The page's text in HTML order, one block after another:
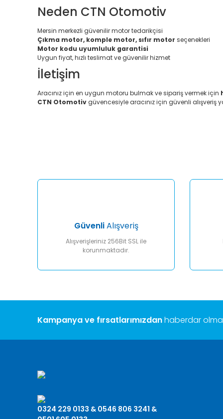
Neden CTN Otomotiv
Mersin merkezli güvenilir motor tedarikçisi
Çıkma motor, komple motor, sıfır motor seçenekleri
Motor kodu uyumluluk garantisi
Uygun fiyat, hızlı teslimat ve güvenilir hizmet
İletişim
Aracınız için en uygun motoru bulmak ve sipariş vermek için
CTN Otomotivgüvencesiyle aracınız için güvenli alışveriş
Ürün bilgilerinde hatalar bulunuyor.
GüvenliAlışveriş
Alışverişleriniz 256Bit SSL ile
korunmaktadır.
Kampanya ve fırsatlarımızdanhaberdar
0324 229 0133 & 0546 806 3241 &